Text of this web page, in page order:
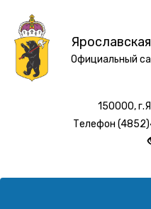
Официальный
150000,
Телефон